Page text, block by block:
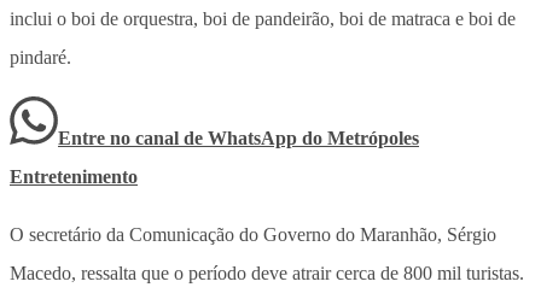
inclui o boi de orquestra, boi de pandeirão, boi de matraca e boi de
pindaré.
Entre no canal de WhatsApp do Metrópoles
Entretenimento
O secretário da Comunicação do Governo do Maranhão, Sérgio
Macedo, ressalta que o período deve atrair cerca de 800 mil turistas.